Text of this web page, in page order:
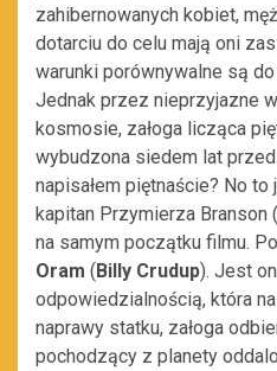
zahibernowanych kobiet,
dotarciu do celu mają oni
warunki porównywalne są
Jednak przez nieprzyjazne
kosmosie, załoga licząca
wybudzona siedem lat
napisałem piętnaście? No
kapitan Przymierza Branson (
na samym początku filmu.
Oram ( Billy Crudup). Jest
odpowiedzialnością, która
naprawy statku, załoga
pochodzący z planety